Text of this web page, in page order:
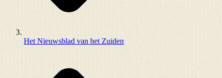
Het Nieuwsblad van het Zuiden